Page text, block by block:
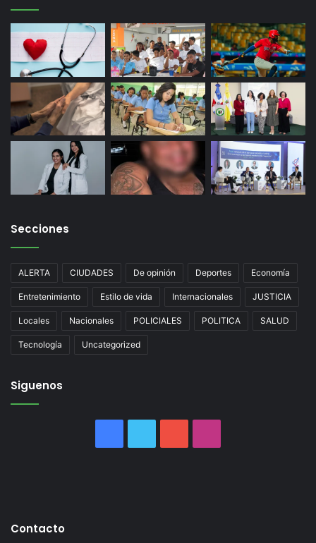
Secciones
ALERTA CIUDADES De opinión Deportes Economía
Entretenimiento Estilo de vida Internacionales JUSTICIA
Locales Nacionales POLICIALES POLITICA SALUD
Tecnología Uncategorized
Siguenos
Contacto